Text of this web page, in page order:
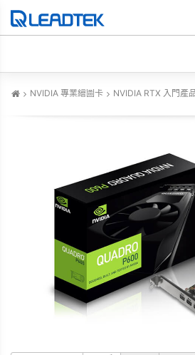
NVIDIA 專業繪圖卡 NVIDIA RTX 入門產